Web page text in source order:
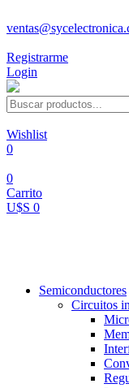
Registrarme
Login
Wishlist
0
0
Carrito
U$S 0
Semiconductores
Circuitos